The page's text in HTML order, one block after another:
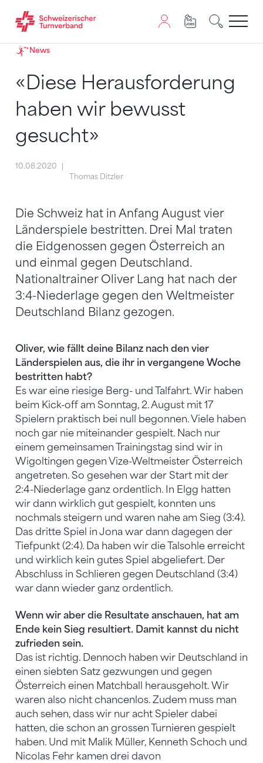
Zum Inhalt springen
Zur Sitemap navigieren
Zum Navigieren dieser Seite wird JavaScript benötigt.
News
«Diese Herausforderung
haben wir bewusst
gesucht»
10.08.2020
Thomas Ditzler
Die Schweiz hat in Anfang August vier
Länderspiele bestritten. Drei Mal traten
die Eidgenossen gegen Österreich an
und einmal gegen Deutschland.
Nationaltrainer Oliver Lang hat nach der
3:4-Niederlage gegen den Weltmeister
Deutschland Bilanz gezogen.
Oliver, wie fällt deine Bilanz nach den vier
Länderspielen aus, die ihr in vergangene Woche
bestritten habt?
Es war eine riesige Berg- und Talfahrt. Wir haben
beim Kick-off am Sonntag, 2. August mit 17
Spielern praktisch bei null begonnen. Viele haben
noch gar nie miteinander gespielt. Nach nur
einem gemeinsamen Trainingstag sind wir in
Wigoltingen gegen Vize-Weltmeister Österreich
angetreten. So gesehen war der Start mit der
2:4-Niederlage ganz ordentlich. In Elgg hatten
wir dann wirklich gut gespielt, konnten uns
nochmals steigern und waren nahe am Sieg (3:4).
Das dritte Spiel in Jona war dann dagegen der
Tiefpunkt (2:4). Da haben wir die Talsohle erreicht
und wirklich kein gutes Spiel abgeliefert. Der
Abschluss in Schlieren gegen Deutschland (3:4)
war dann wieder ganz ordentlich.
Wenn wir aber die Resultate anschauen, hat am
Ende kein Sieg resultiert. Damit kannst du nicht
zufrieden sein.
Das ist richtig. Dennoch haben wir Deutschland in
einen siebten Satz gezwungen und gegen
Österreich einen Matchball herausgeholt. Wir
waren also nicht chancenlos. Zudem muss man
auch sehen, dass wir nur acht Spieler dabei
hatten, die schon an grossen Turnieren gespielt
haben. Und mit Malik Müller, Kenneth Schoch und
Nicolas Fehr kamen drei davon